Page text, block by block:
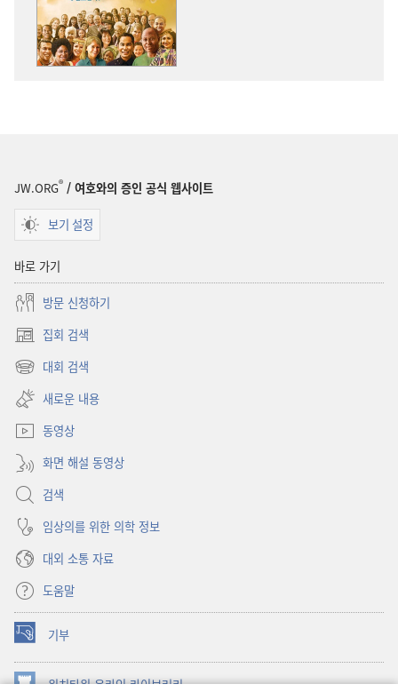
JW.ORG® / 여호와의 증인 공식 웹사이트
보기 설정
바로 가기
방문 신청하기
집회 검색
(새로운
창
대회 검색
(새로운
창
열기)
새로운 내용
동영상
화면 해설 동영상
검색
임상의를 위한 의학 정보
대외 소통 자료
도움말
기부
(새로운
창
열기) 워치타워 온라인 라이브러리